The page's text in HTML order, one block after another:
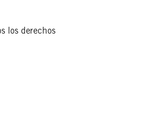
los derechos